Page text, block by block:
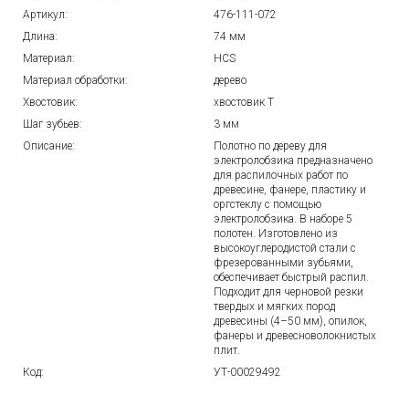
Артикул:
476-111-072
Длина:
74 мм
Материал:
HСS
Материал обработки:
дерево
Хвостовик:
хвостовик Т
Шаг зубьев:
3 мм
Описание:
Полотно по дереву для
электролобзика предназначено
для распилочных работ по
древесине, фанере, пластику и
оргстеклу с помощью
электролобзика. В наборе 5
полотен. Изготовлено из
высокоуглеродистой стали с
фрезерованными зубьями,
обеспечивает быстрый распил.
Подходит для черновой резки
твердых и мягких пород
древесины (4–50 мм), опилок,
фанеры и древесноволокнистых
плит.
Код:
УТ-00029492